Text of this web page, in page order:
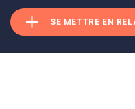
SE METTRE EN